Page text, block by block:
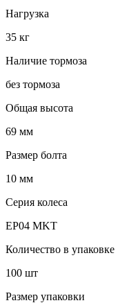
Нагрузка
35 кг
Наличие тормоза
без тормоза
Общая высота
69 мм
Размер болта
10 мм
Серия колеса
EP04 MKT
Количество в упаковке
100 шт
Размер упаковки